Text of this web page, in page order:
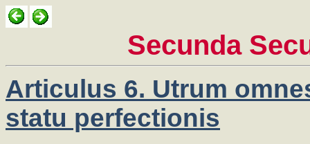
Secunda
Articulus 6. Utrum
statu perfectionis